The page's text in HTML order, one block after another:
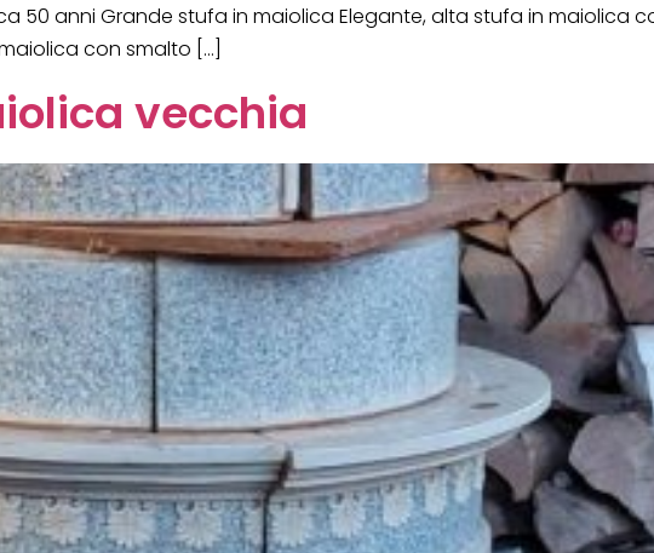
50 anni Grande stufa in maiolica Elegante, alta stufa in maiolica
con smalto […]
vecchia